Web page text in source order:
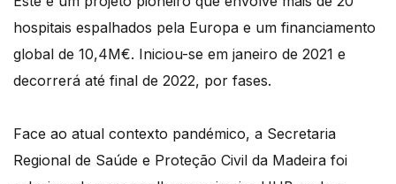
hospitais espalhados pela Europa e um financiamento
global de 10,4M€. Iniciou-se em janeiro de 2021 e
decorrerá até final de 2022, por fases.
Face ao atual contexto pandémico, a Secretaria
Regional de Saúde e Proteção Civil da Madeira foi